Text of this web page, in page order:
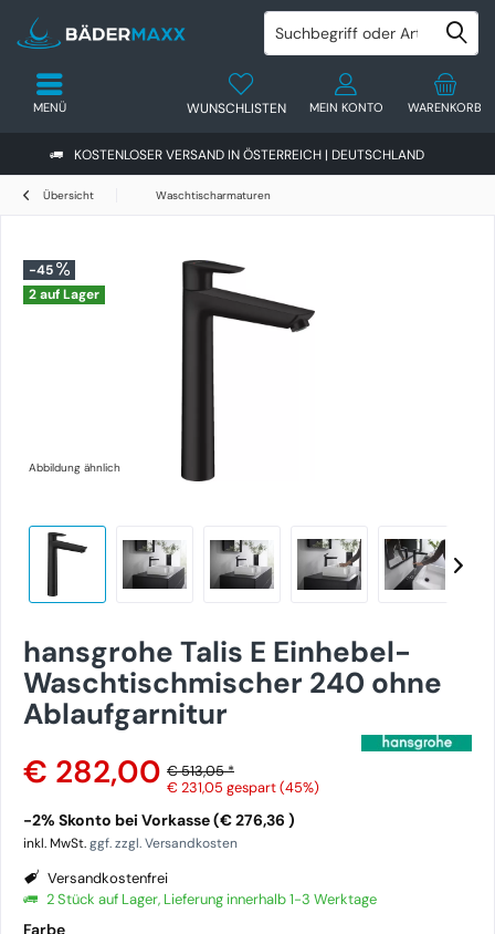
KOSTENLOSER VERSAND IN ÖSTERREICH | DEUTSCHLAND
WARENKORB
WUNSCHLISTEN MEIN KONTO
MENÜ
Übersicht Waschtischarmaturen
-45
2 auf Lager
Abbildung ähnlich
hansgrohe Talis E Einhebel-
Waschtischmischer 240 ohne
Ablaufgarnitur
€ 282,00 € 513,05 *
€ 231,05 gespart (45%)
-2% Skonto bei Vorkasse (€ 276,36 )
inkl. MwSt.ggf. zzgl. Versandkosten
Versandkostenfrei
2 Stück auf Lager, Lieferung innerhalb 1-3 Werktage
Farbe